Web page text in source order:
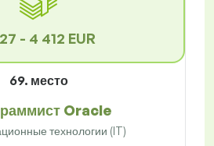
- 4 412 EUR
69. место
Oracle
технологии (IT)